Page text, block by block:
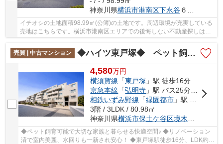
神奈川県横浜市港南区下永谷６丁目9-12
イチオシの土地面積98.99㎡(公簿)の土地です。周辺環境が充実している
売地はこちらです。横浜市港南区エリアでの後悔しない不動産探しは
billionにお任せください。多面的にアドバイス...
売買 | 中古マンション
◆ハイツ東戸塚◆ ペット飼育可能で大切な家族と暮らせる快適空間/リノベーション済で室内美麗、水回りも一新され安心！/東戸塚駅徒歩16分、LDK約20帖のゆとりある開放的な住まい
4,580万円
横須賀線 「東戸塚 」駅 徒歩16分
京急本線 「弘明寺 」駅 バス25分 「東戸塚駅東口」 停歩17分
相鉄いずみ野線 「緑園都市 」駅 バス17分 「東戸塚駅東口」 停歩16分
3階 / 3LDK / 80.98㎡
神奈川県横浜市保土ケ谷区境木本町
◆ペット飼育可能で大切な家族と暮らせる快適空間♪ ◆リノベーション
済で室内美麗、水回りも一新され安心！ ◆東戸塚駅徒歩16分、LDK約